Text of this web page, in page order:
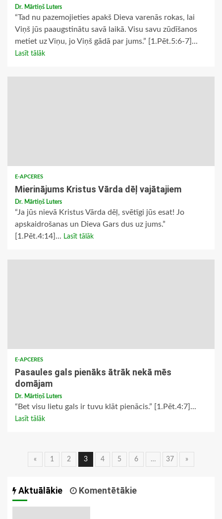
Dr. Mārtiņš Luters
“Tad nu pazemojieties apakš Dieva varenās rokas, lai
Viņš jūs paaugstinātu savā laikā. Visu savu zūdīšanos
metiet uz Viņu, jo Viņš gādā par jums.” [1.Pēt.5:6-7]...
Lasīt tālāk
E-APCERES
Mierinājums Kristus Vārda dēļ vajātajiem
Dr. Mārtiņš Luters
“Ja jūs nievā Kristus Vārda dēļ, svētīgi jūs esat! Jo
apskaidrošanas un Dieva Gars dus uz jums.”
[1.Pēt.4:14]... Lasīt tālāk
E-APCERES
Pasaules gals pienāks ātrāk nekā mēs
domājam
Dr. Mārtiņš Luters
“Bet visu lietu gals ir tuvu klāt pienācis.” [1.Pēt.4:7]...
Lasīt tālāk
Ziņu
« 1 2 3 4 5 6 … 37 »
Aktuālākie Komentētākie